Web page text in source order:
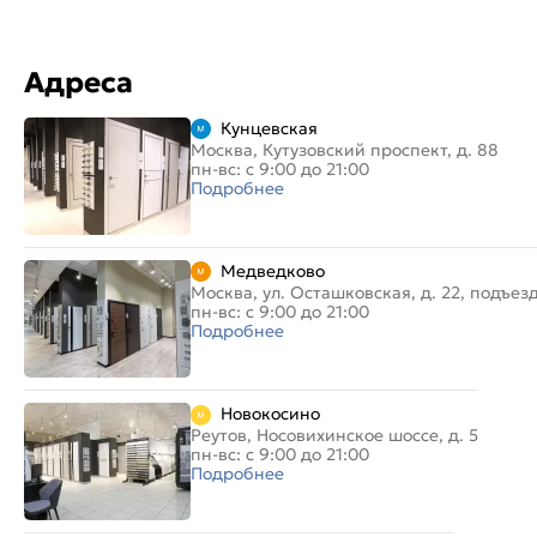
Адреса
Кунцевская
Москва, Кутузовский проспект, д. 88
пн-вс: с 9:00 до 21:00
Подробнее
Медведково
Москва, ул. Осташковская, д. 22,
пн-вс: с 9:00 до 21:00
Подробнее
Новокосино
Реутов, Носовихинское шоссе, д. 5
пн-вс: с 9:00 до 21:00
Подробнее